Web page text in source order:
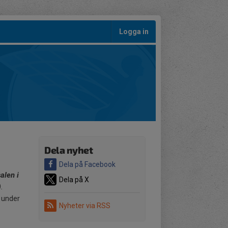
Logga in
Dela nyhet
Dela på Facebook
Dela på X
Nyheter via RSS
i